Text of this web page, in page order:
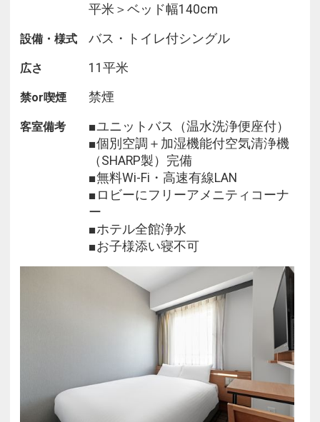
■全室禁煙（お煙草は１階の喫煙ブースでお願い致
します）
■全室に非接触ＩＣカードキーを導入
■個別空調＋加湿機能付空気清浄機完備
■客室アメニティ：フェイスタオル、バスタオル、
スリッパ、シャンプー・コンディショナー、ボディ
＜館内ご案内＞
■自動販売機、コインランドリー、製氷機（２Ｆ）
■１階ロビーにフリーアメニティコーナー
【ご利用になるお客様へ】
■当ホテルは、セルフチェックイン・チェックアウ
キャッシュレス決済限定となっており、現金でのお
お受けできません。
事前、または現地での精算につきましては下記クレ
ジットカード、
平米＞ベッド幅140cm
設備・様式 バス・トイレ付シングル
広さ 11平米
禁or喫煙 禁煙
客室備考
■ユニットバス（温水洗浄便座付）
■個別空調＋加湿機能付空気清浄機
（SHARP製）完備
■無料Wi-Fi・高速有線LAN
■ロビーにフリーアメニティコーナ
ー
■ホテル全館浄水
■お子様添い寝不可